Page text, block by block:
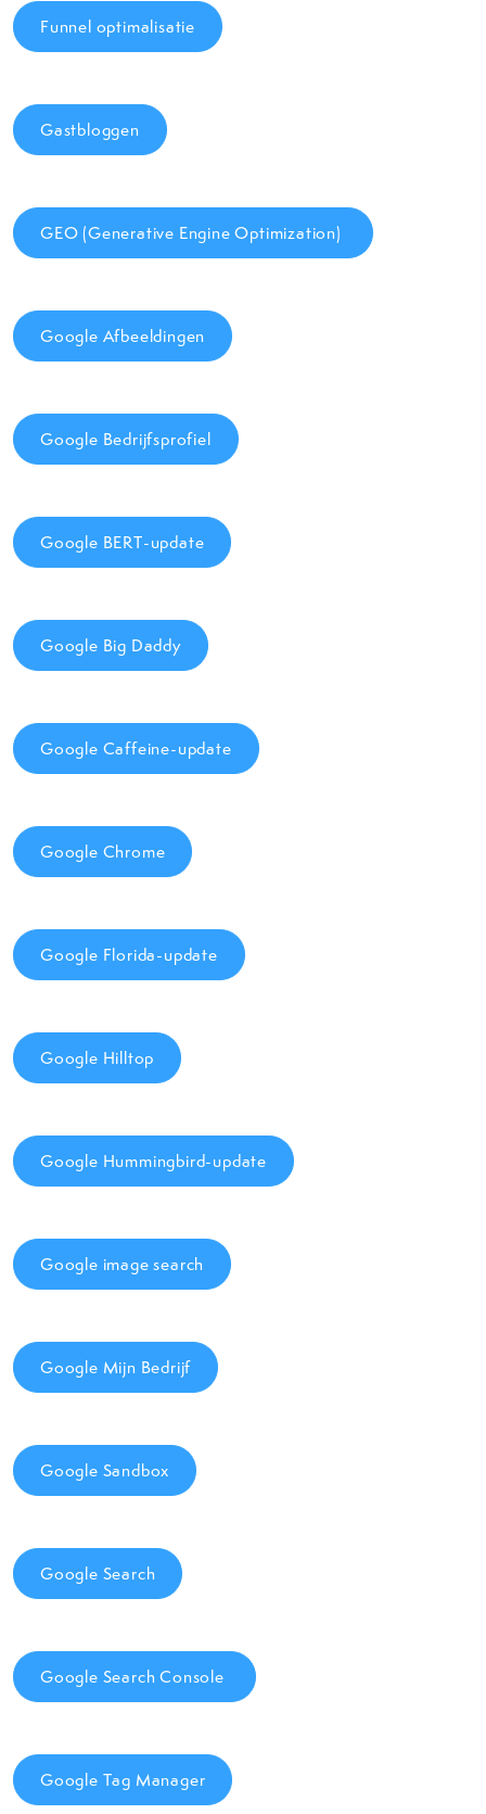
Funnel optimalisatie
Gastbloggen
GEO (Generative Engine Optimization)
Google Afbeeldingen
Google Bedrijfsprofiel
Google BERT-update
Google Big Daddy
Google Caffeine-update
Google Chrome
Google Florida-update
Google Hilltop
Google Hummingbird-update
Google image search
Google Mijn Bedrijf
Google Sandbox
Google Search
Google Search Console
Google Tag Manager